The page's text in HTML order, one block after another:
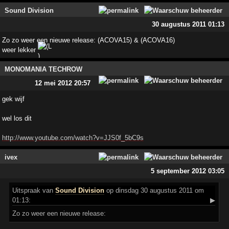
Sound Division
30 augustus 2011 01:13
Zo zo weer een nieuwe release: (ACOVA15) & (ACOVA16)
weer lekker
MONOMANIA TECHROW
12 mei 2012 20:57
gek wijf
wel los dit
http://www.youtube.com/watch?v=JJS0f_5bC9s
ivex
5 september 2012 03:05
Uitspraak vanSound Division op dinsdag 30 augustus 2011 om
01:13:
▶
Zo zo weer een nieuwe release: